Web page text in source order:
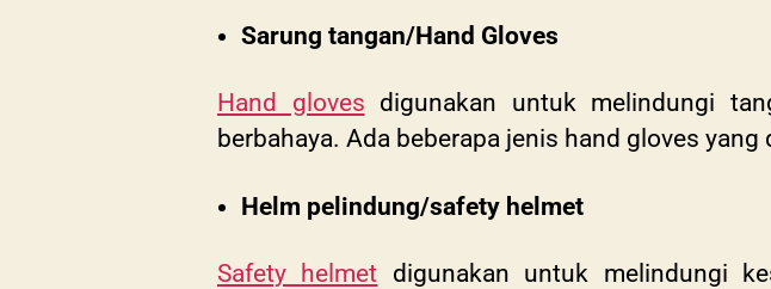
Sarung tangan/Hand Gloves
Hand gloves digunakan untuk melindungi
berbahaya. Ada beberapa jenis hand gloves
Helm pelindung/safety helmet
Safety helmet digunakan untuk melindungi